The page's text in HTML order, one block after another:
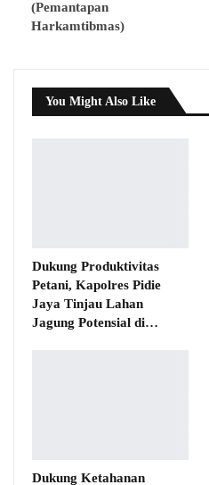
(Pemantapan
Harkamtibmas)
You Might Also Like
Dukung Produktivitas
Petani, Kapolres Pidie
Jaya Tinjau Lahan
Jagung Potensial di…
Dukung Ketahanan